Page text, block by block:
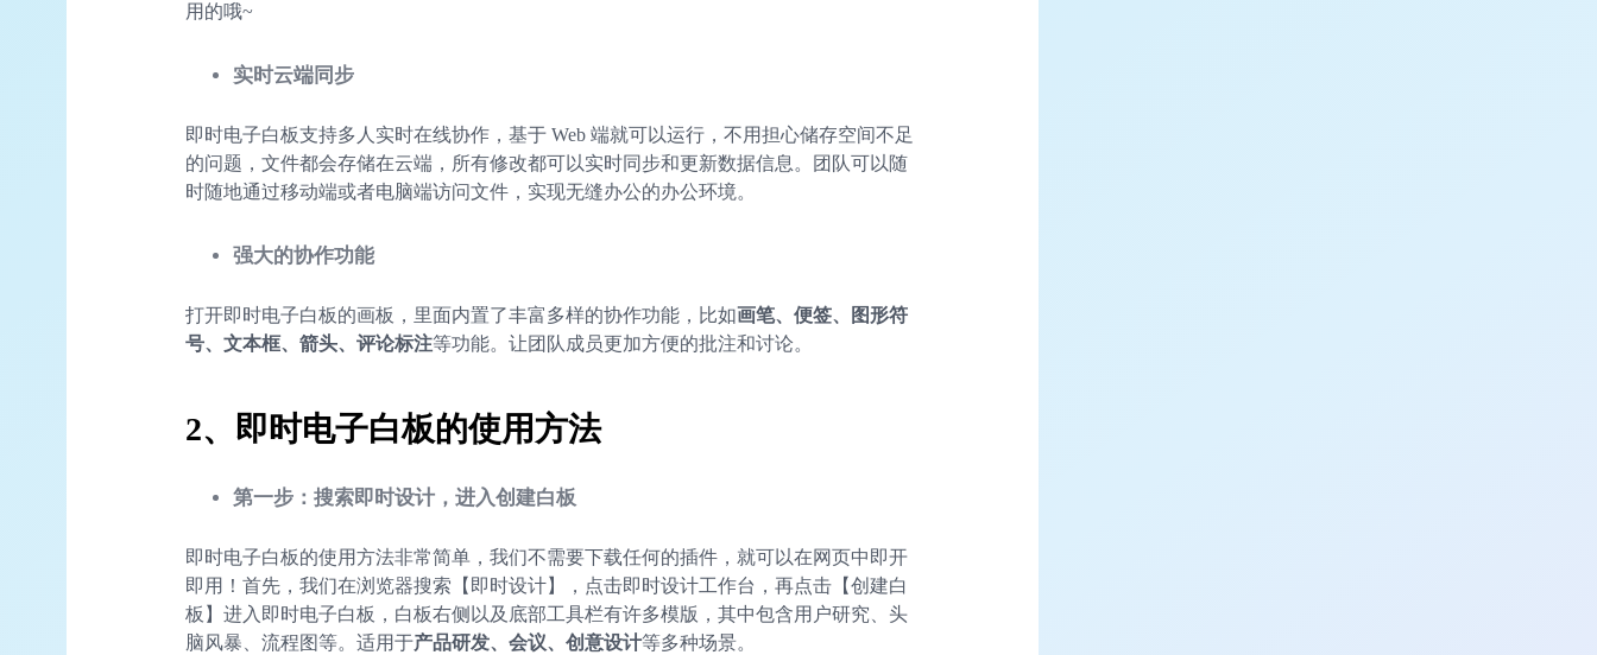
用的哦~
实时云端同步
即时电子白板支持多人实时在线协作，基于 Web 端就可以运行，不用担心储存空间不足
的问题，文件都会存储在云端，所有修改都可以实时同步和更新数据信息。团队可以随
时随地通过移动端或者电脑端访问文件，实现无缝办公的办公环境。
强大的协作功能
打开即时电子白板的画板，里面内置了丰富多样的协作功能，比如画笔、便签、图形符
号、文本框、箭头、评论标注等功能。让团队成员更加方便的批注和讨论。
2、即时电子白板的使用方法
第一步：搜索即时设计，进入创建白板
即时电子白板的使用方法非常简单，我们不需要下载任何的插件，就可以在网页中即开
即用！首先，我们在浏览器搜索【即时设计】，点击即时设计工作台，再点击【创建白
板】进入即时电子白板，白板右侧以及底部工具栏有许多模版，其中包含用户研究、头
脑风暴、流程图等。适用于产品研发、会议、创意设计等多种场景。